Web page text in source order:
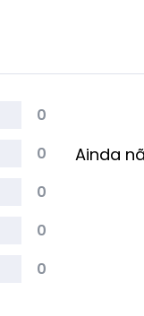
Ainda
0
0
0
0
0